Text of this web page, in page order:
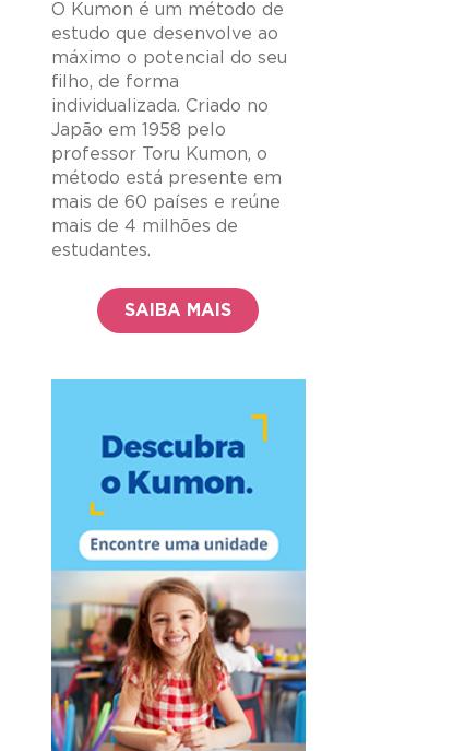
O Kumon é um método de
estudo que desenvolve ao
máximo o potencial do seu
filho, de forma
individualizada. Criado no
Japão em 1958 pelo
professor Toru Kumon, o
método está presente em
mais de 60 países e reúne
mais de 4 milhões de
estudantes.
SAIBA MAIS